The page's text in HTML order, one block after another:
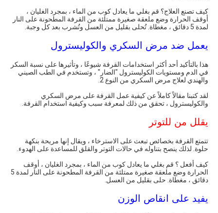
كيف تصنع العلاج؟ قم بغلي ما يعادل كوب من الماء ، بمجرد الغليان ،
أوقف الحرارة وضع ملعقة صغيرة ممتلئة من القرفة المطحونة على النار
لمدة 5 دقائق ، مغطاة. تُحلى بقليل من العسل وتُشرب بعد كل وجبة.
يعمل ضد مرض السكري والكوليسترول
هذا بالتأكيد أحد أكثر استخدامات القرفة شيوعًا ، وتأثيرها على نسبة السكر
في الدم ومستويات الكوليسترول "الضار" ، وتستخدم في الطب الصيني
والهندي لعلاج مرض السكري من النوع 2.
لقد كتبنا مقالاً كاملاً عن كيفية عمل القرفة على مرض السكري
والكوليسترول ، تحقق من ذلك لمعرفة سبب وكيفية استخدام القرفة.
يقلل من للتوتر
تتمتع القرفة بخصائص تبعث على الاسترخاء ، ويقال إنها مريحة بنكهة
حلوة. لذلك ينصح بتناوله في حالات التوتر والقلق للمساعدة على الهدوء.
كيف أفعل ؟ قم بغلي ما يعادل كوب من الماء ، بمجرد الغليان ، أوقف
الحرارة وضع ملعقة صغيرة ممتلئة من القرفة المطحونة على النار لمدة 5
دقائق ، مغطاة. حلى بقليل من العسل.
يفيد على انقاص الوزن